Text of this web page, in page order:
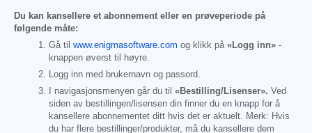
Du kan kansellere et abonnement eller en prøveperiode på
følgende måte:
Gå til www.enigmasoftware.com og klikk på «Logg inn» -
knappen øverst til høyre.
Logg inn med brukernavn og passord.
I navigasjonsmenyen går du til «Bestilling/Lisenser». Ved
siden av bestillingen/lisensen din finner du en knapp for å
kansellere abonnementet ditt hvis det er aktuelt. Merk: Hvis
du har flere bestillinger/produkter, må du kansellere dem